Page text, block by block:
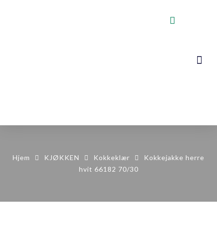
Hjem KJØKKEN Kokkeklær
Kokkejakke herre
hvit 66182 70/30